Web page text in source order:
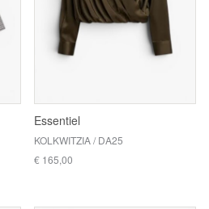
Essentiel
KOLKWITZIA / DA25
€ 165,00